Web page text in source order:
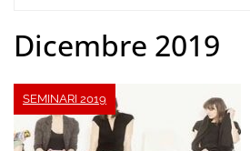
Dicembre 2019
SEMINARI 2019